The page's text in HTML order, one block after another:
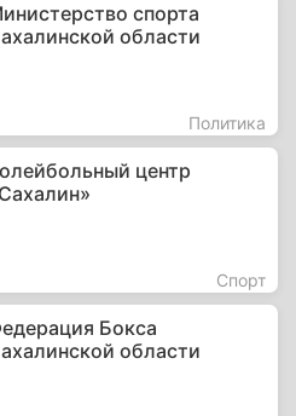
спорта
области
Политика
центр
Спорт
Бокса
области